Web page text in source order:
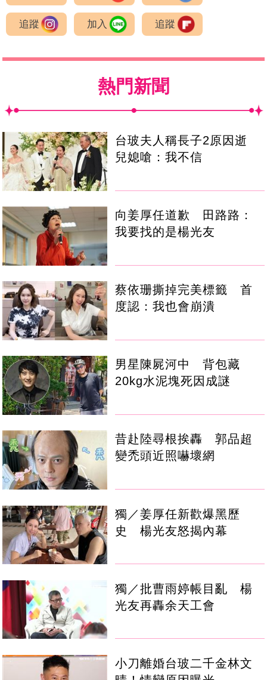
追蹤 加入 追蹤
熱門新聞
台玻夫人稱長子2原因逝
兒媳嗆：我不信
向姜厚任道歉 田路路：
我要找的是楊光友
蔡依珊撕掉完美標籤 首
度認：我也會崩潰
男星陳屍河中 背包藏
20kg水泥塊死因成謎
昔赴陸尋根挨轟 郭品超
變禿頭近照嚇壞網
獨／姜厚任新歡爆黑歷
史 楊光友怒揭內幕
獨／批曹雨婷帳目亂 楊
光友再轟余天工會
小刀離婚台玻二千金林文